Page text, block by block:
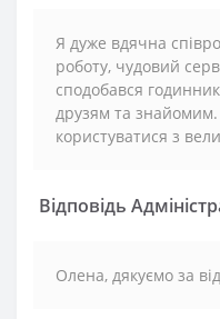
Я дуже вдячна
роботу, чудовий
сподобався
друзям та
користуватися з
Відповідь
Олена, дякуємо за